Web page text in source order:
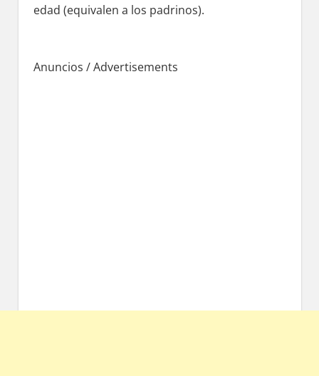
edad (equivalen а los padrinos).
Anuncios / Advertisements